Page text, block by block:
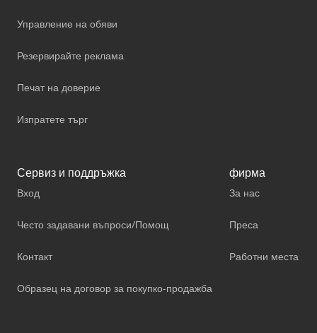
Управление на обяви
Резервирайте реклама
Печат на доверие
Изпратете търг
Сервиз и поддръжка
Вход
Често задавани въпроси/Помощ
Контакт
Образец на договор за покупко-продажба
фирма
За нас
Преса
Работни места